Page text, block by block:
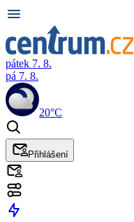
pátek 7. 8.
pá 7. 8.
20°C
Přihlášení